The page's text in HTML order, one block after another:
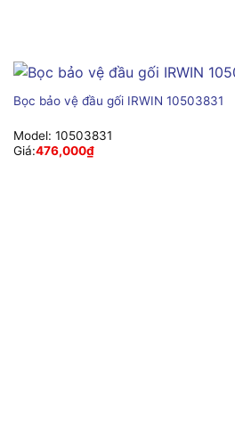
Bọc bảo vệ đầu gối IRWIN 10503831
Model: 10503831
Giá:476,000₫